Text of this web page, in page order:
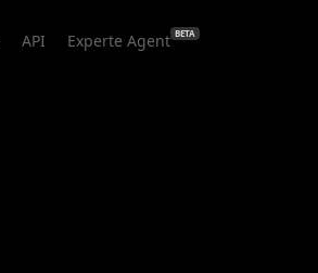
API Experte Agent BETA